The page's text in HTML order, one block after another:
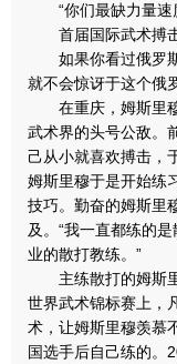
“你们最缺力量速
首届国际武术搏
如果你看过俄罗斯
就不会惊讶于这个俄
在重庆，姆斯里穆
武术界的头号公敌。
己从小就喜欢搏击，
姆斯里穆于是开始练
技巧。勤奋的姆斯里
及。“我一直都练的
业的散打教练。”
主练散打的姆斯里
世界武术锦标赛上，
术，让姆斯里穆羡慕
国选手后自己练的。